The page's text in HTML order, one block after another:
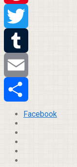
Pinterest
Twitter
Tumblr
Email
Compartilhar
Facebook